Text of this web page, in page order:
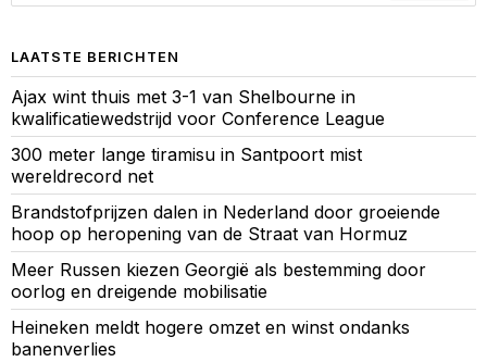
LAATSTE BERICHTEN
Ajax wint thuis met 3-1 van Shelbourne in
kwalificatiewedstrijd voor Conference League
300 meter lange tiramisu in Santpoort mist
wereldrecord net
Brandstofprijzen dalen in Nederland door groeiende
hoop op heropening van de Straat van Hormuz
Meer Russen kiezen Georgië als bestemming door
oorlog en dreigende mobilisatie
Heineken meldt hogere omzet en winst ondanks
banenverlies